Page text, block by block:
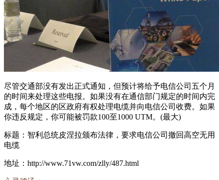
尽管交通部没有发出正式通知，但预计将给予电信公司五个月
的时间来处理这些电报。如果没有在通信部门规定的时间内完
成，每个地区的区政府有权处理电缆并向电信公司收费。如果
你违反规定，你可能被罚款100至1000 UTM。(最大)
标题：智利总统皮涅拉颁布法律，要求电信公司撤回高空无用
电缆
地址：http://www.71vw.com/zlly/487.html